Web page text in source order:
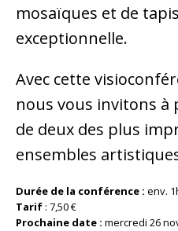
mosaïques et de
exceptionnelle.
Avec cette
nous vous invitons à
de deux des plus
ensembles
Durée de la conférence : env.
Tarif : 7,50 €
Prochaine date : mercredi 26